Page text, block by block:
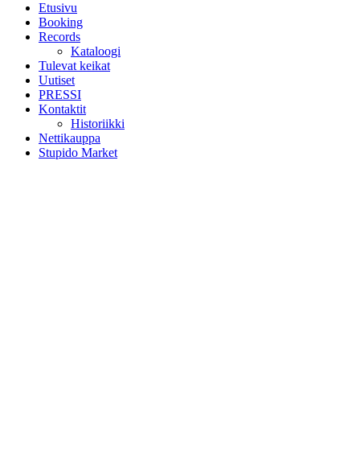
Etusivu
Booking
Records
Kataloogi
Tulevat keikat
Uutiset
PRESSI
Kontaktit
Historiikki
Nettikauppa
Stupido Market